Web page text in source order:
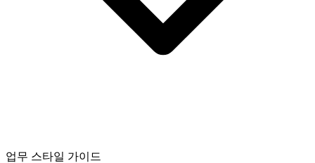
업무 스타일 가이드